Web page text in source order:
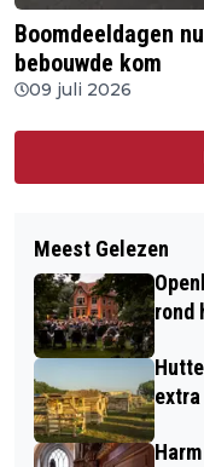
Boomdeeldagen
bebouwde kom
09 juli 2026
Meest Gelezen
rond